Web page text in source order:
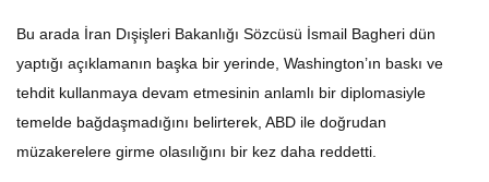
Bu arada İran Dışişleri Bakanlığı Sözcüsü İsmail Bagheri dün
yaptığı açıklamanın başka bir yerinde, Washington’ın baskı ve
tehdit kullanmaya devam etmesinin anlamlı bir diplomasiyle
temelde bağdaşmadığını belirterek, ABD ile doğrudan
müzakerelere girme olasılığını bir kez daha reddetti.